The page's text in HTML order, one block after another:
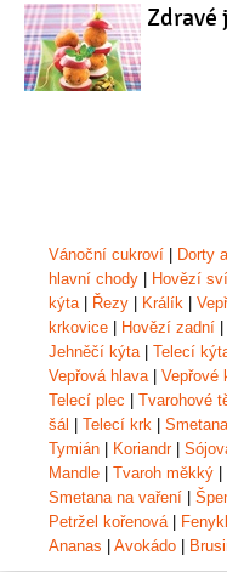
Zdravé
Vánoční cukroví | Dorty
hlavní chody | Hovězí
kýta | Řezy | Králík |
krkovice | Hovězí zadní |
Jehněčí kýta | Telecí
Vepřová hlava | Vepřové
Telecí plec | Tvarohové
šál | Telecí krk |
Tymián | Koriandr|
Mandle | Tvaroh měkký |
Smetana na vaření |
Petržel kořenová | Fenykl
Ananas | Avokádo |